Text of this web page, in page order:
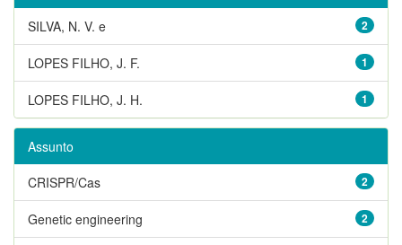
2
SILVA, N. V. e
1
LOPES FILHO, J. F.
1
LOPES FILHO, J. H.
Assunto
2
CRISPR/Cas
2
Genetic engineering